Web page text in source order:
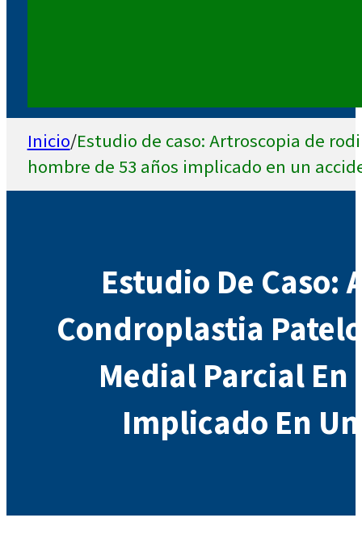
Inicio/Estudio de caso: Artroscopia de
hombre de 53 años implicado en un
Estudio De
Condroplastia
Medial Parcial En
Implicado En